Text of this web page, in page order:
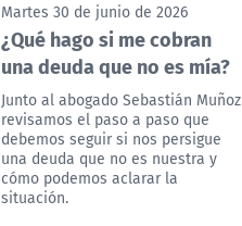
Martes 30 de junio de 2026
¿Qué hago si me cobran
una deuda que no es mía?
Junto al abogado Sebastián Muñoz
revisamos el paso a paso que
debemos seguir si nos persigue
una deuda que no es nuestra y
cómo podemos aclarar la
situación.